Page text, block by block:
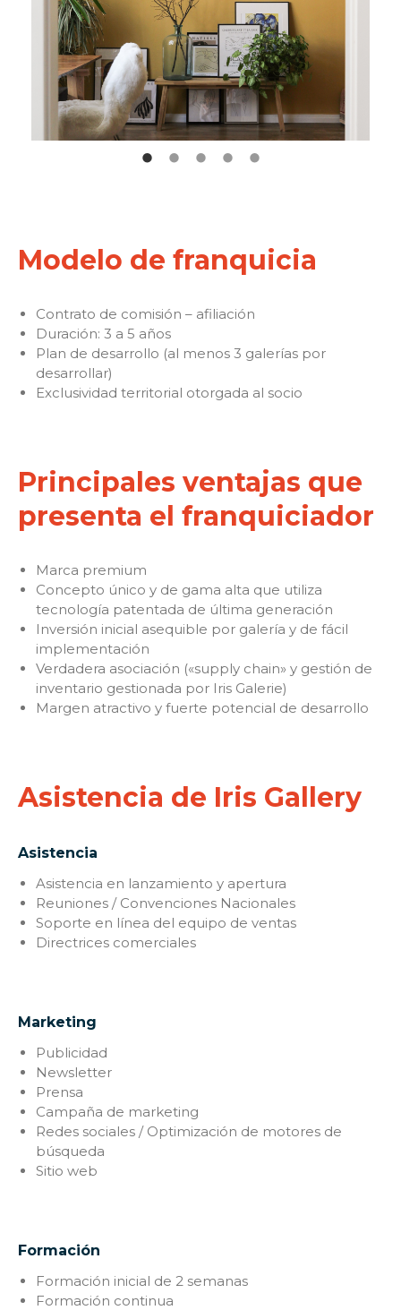
Modelo de franquicia
Contrato de comisión – afiliación
Duración: 3 a 5 años
Plan de desarrollo (al menos 3 galerías por
desarrollar)
Exclusividad territorial otorgada al socio
Principales ventajas que
presenta el franquiciador
Marca premium
Concepto único y de gama alta que utiliza
tecnología patentada de última generación
Inversión inicial asequible por galería y de fácil
implementación
Verdadera asociación («supply chain» y gestión de
inventario gestionada por Iris Galerie)
Margen atractivo y fuerte potencial de desarrollo
Asistencia de Iris Gallery
Asistencia
Asistencia en lanzamiento y apertura
Reuniones / Convenciones Nacionales
Soporte en línea del equipo de ventas
Directrices comerciales
Marketing
Publicidad
Newsletter
Prensa
Campaña de marketing
Redes sociales / Optimización de motores de
búsqueda
Sitio web
Formación
Formación inicial de 2 semanas
Formación continua